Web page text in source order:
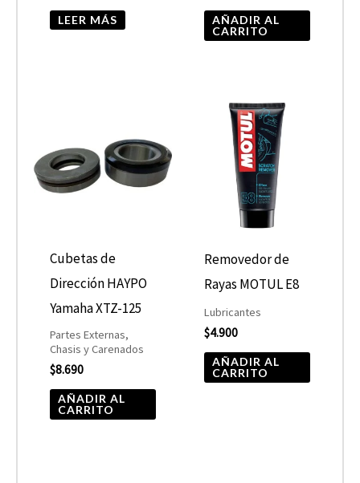
LEER MÁS
AÑADIR AL
CARRITO
Cubetas de
Dirección HAYPO
Yamaha XTZ-125
Partes Externas,
Chasis y Carenados
$8.690
AÑADIR AL
CARRITO
Removedor de
Rayas MOTUL E8
Lubricantes
$4.900
AÑADIR AL
CARRITO